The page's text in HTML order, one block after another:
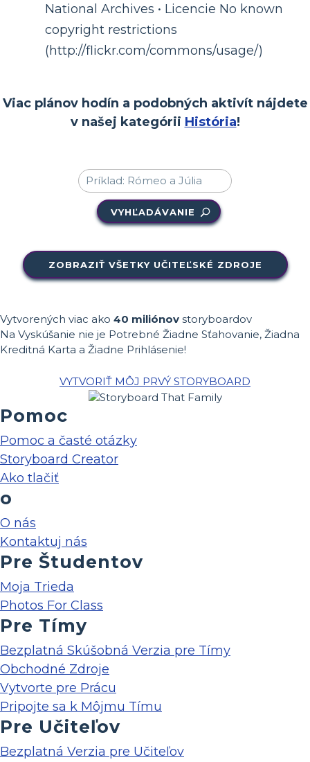
National Archives • Licencie No known
copyright restrictions
(http://flickr.com/commons/usage/)
Viac plánov hodín a podobných aktivít nájdete
v našej kategórii História!
VYHĽADÁVANIE
ZOBRAZIŤ VŠETKY UČITEĽSKÉ ZDROJE
Vytvorených viac ako 40 miliónov storyboardov
Na Vyskúšanie nie je Potrebné Žiadne Sťahovanie, Žiadna
Kreditná Karta a Žiadne Prihlásenie!
VYTVORIŤ MÔJ PRVÝ STORYBOARD
Pomoc
Pomoc a časté otázky
Storyboard Creator
Ako tlačiť
o
O nás
Kontaktuj nás
Pre Študentov
Moja Trieda
Photos For Class
Pre Tímy
Bezplatná Skúšobná Verzia pre Tímy
Obchodné Zdroje
Vytvorte pre Prácu
Pripojte sa k Môjmu Tímu
Pre Učiteľov
Bezplatná Verzia pre Učiteľov